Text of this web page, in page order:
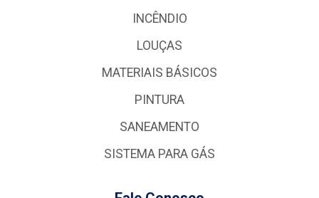
INCÊNDIO
LOUÇAS
MATERIAIS BÁSICOS
PINTURA
SANEAMENTO
SISTEMA PARA GÁS